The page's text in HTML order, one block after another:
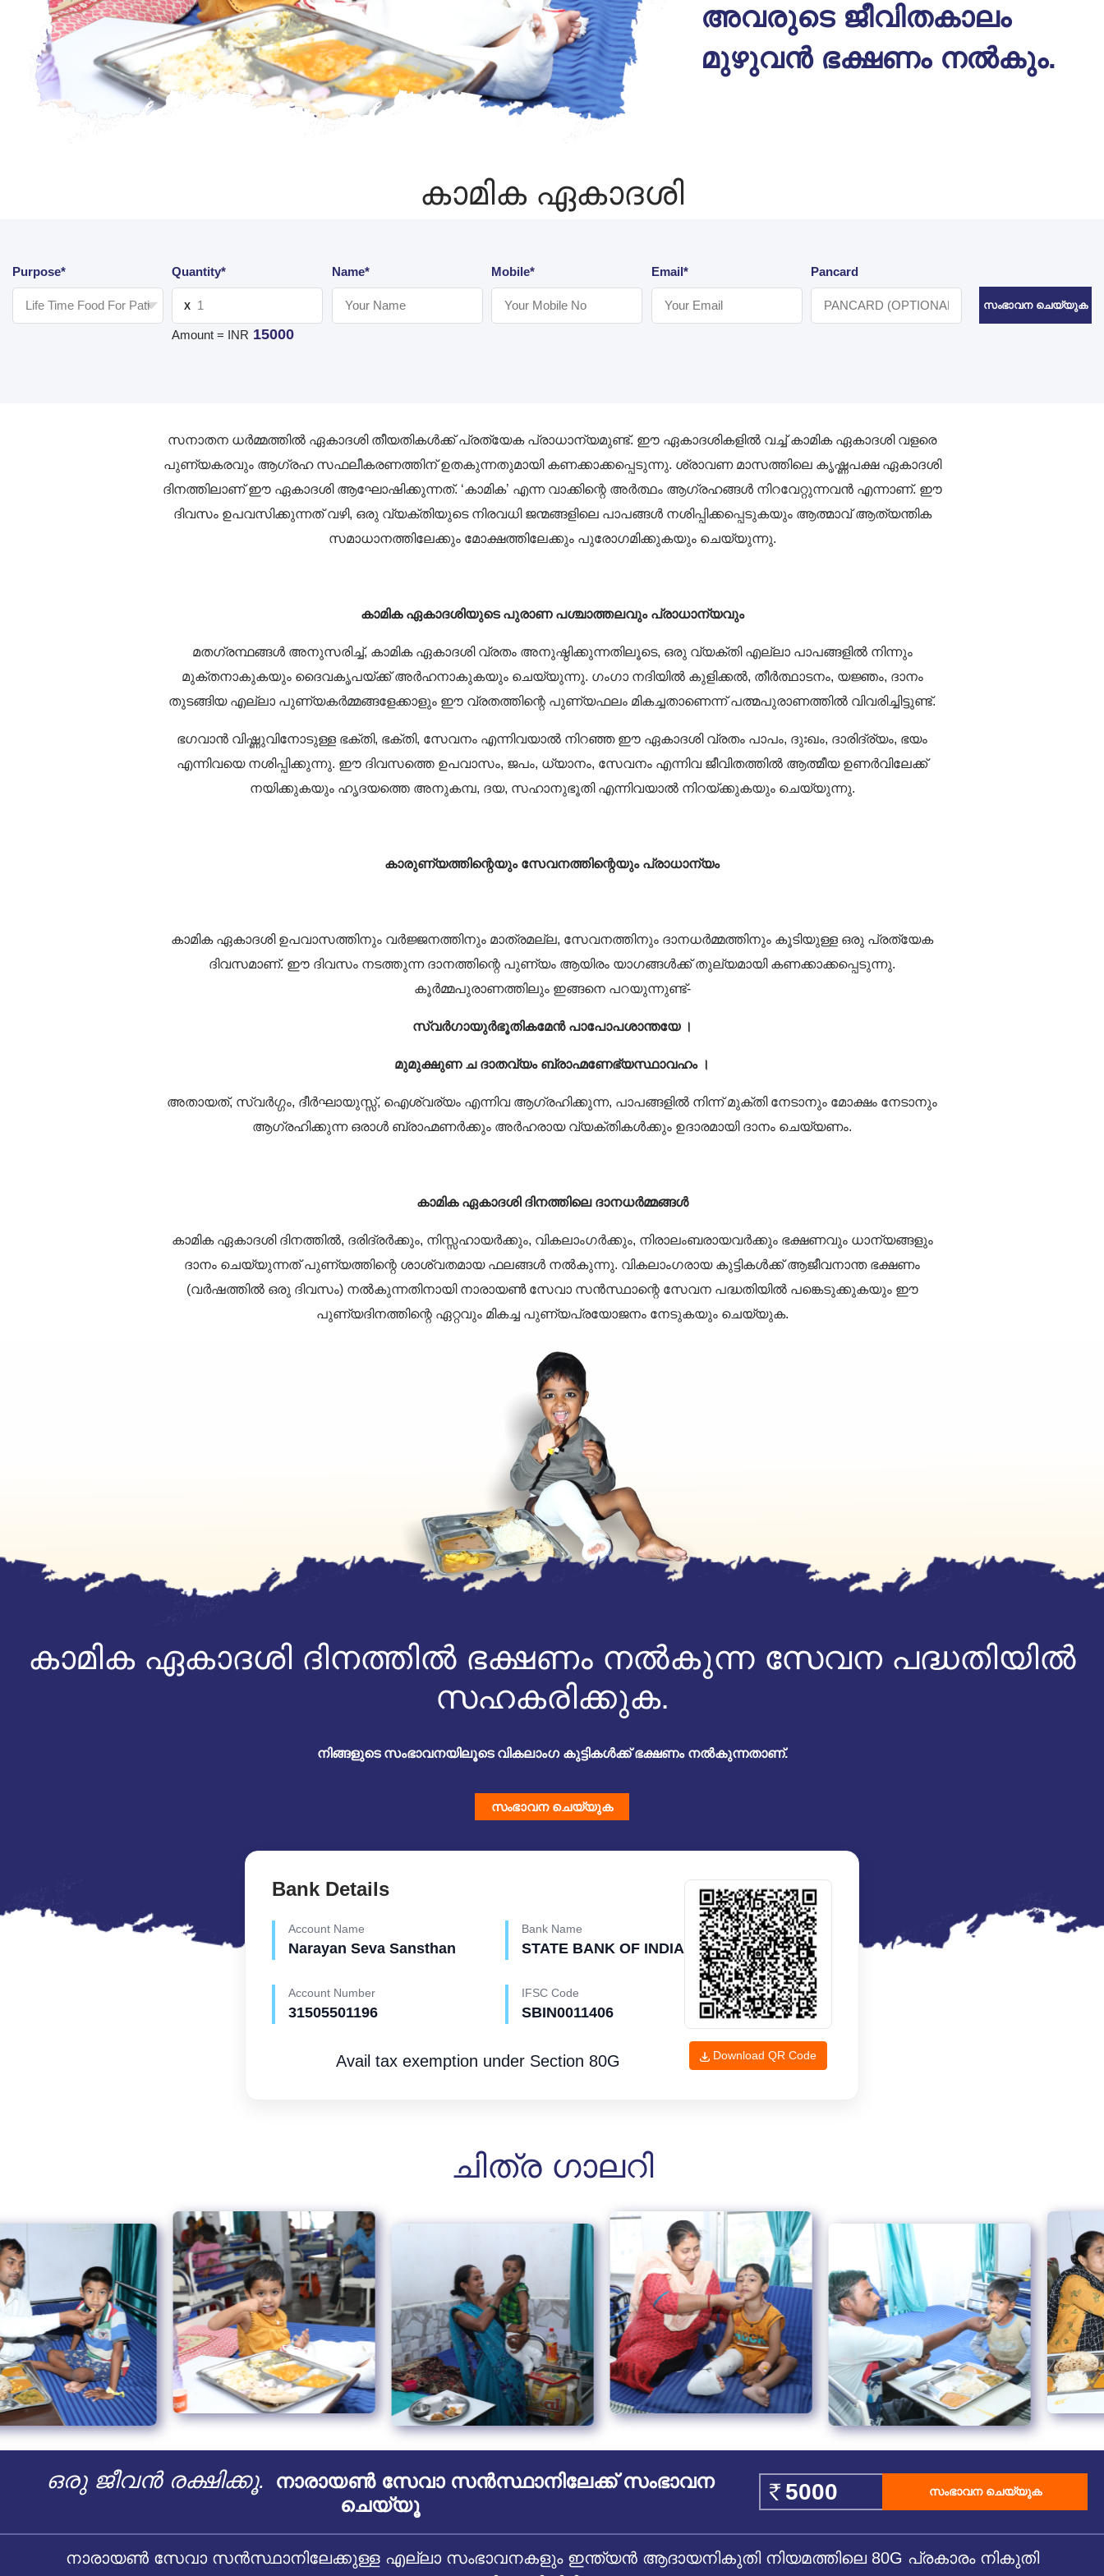
അവരുടെ ജീവിതകാലം
മുഴുവൻ ഭക്ഷണം നൽകും.
കാമിക ഏകാദശി
Purpose* Quantity*
X
Amount = INR 15000
Name* Mobile* Email* Pancard
സംഭാവന ചെയ്യുക
സനാതന ധർമ്മത്തിൽ ഏകാദശി തീയതികൾക്ക് പ്രത്യേക പ്രാധാന്യമുണ്ട്. ഈ ഏകാദശികളിൽ വച്ച് കാമിക ഏകാദശി വളരെ
പുണ്യകരവും ആഗ്രഹ സഫലീകരണത്തിന് ഉതകുന്നതുമായി കണക്കാക്കപ്പെടുന്നു. ശ്രാവണ മാസത്തിലെ കൃഷ്ണപക്ഷ ഏകാദശി
ദിനത്തിലാണ് ഈ ഏകാദശി ആഘോഷിക്കുന്നത്. ‘കാമിക’ എന്ന വാക്കിന്റെ അർത്ഥം ആഗ്രഹങ്ങൾ നിറവേറ്റുന്നവൻ എന്നാണ്. ഈ
ദിവസം ഉപവസിക്കുന്നത് വഴി, ഒരു വ്യക്തിയുടെ നിരവധി ജന്മങ്ങളിലെ പാപങ്ങൾ നശിപ്പിക്കപ്പെടുകയും ആത്മാവ് ആത്യന്തിക
സമാധാനത്തിലേക്കും മോക്ഷത്തിലേക്കും പുരോഗമിക്കുകയും ചെയ്യുന്നു.
കാമിക ഏകാദശിയുടെ പുരാണ പശ്ചാത്തലവും പ്രാധാന്യവും
മതഗ്രന്ഥങ്ങൾ അനുസരിച്ച്, കാമിക ഏകാദശി വ്രതം അനുഷ്ഠിക്കുന്നതിലൂടെ, ഒരു വ്യക്തി എല്ലാ പാപങ്ങളിൽ നിന്നും
മുക്തനാകുകയും ദൈവകൃപയ്ക്ക് അർഹനാകുകയും ചെയ്യുന്നു. ഗംഗാ നദിയിൽ കുളിക്കൽ, തീർത്ഥാടനം, യജ്ഞം, ദാനം
തുടങ്ങിയ എല്ലാ പുണ്യകർമ്മങ്ങളേക്കാളും ഈ വ്രതത്തിന്റെ പുണ്യഫലം മികച്ചതാണെന്ന് പത്മപുരാണത്തിൽ വിവരിച്ചിട്ടുണ്ട്.
ഭഗവാൻ വിഷ്ണുവിനോടുള്ള ഭക്തി, ഭക്തി, സേവനം എന്നിവയാൽ നിറഞ്ഞ ഈ ഏകാദശി വ്രതം പാപം, ദുഃഖം, ദാരിദ്ര്യം, ഭയം
എന്നിവയെ നശിപ്പിക്കുന്നു. ഈ ദിവസത്തെ ഉപവാസം, ജപം, ധ്യാനം, സേവനം എന്നിവ ജീവിതത്തിൽ ആത്മീയ ഉണർവിലേക്ക്
നയിക്കുകയും ഹൃദയത്തെ അനുകമ്പ, ദയ, സഹാനുഭൂതി എന്നിവയാൽ നിറയ്ക്കുകയും ചെയ്യുന്നു.
കാരുണ്യത്തിന്റെയും സേവനത്തിന്റെയും പ്രാധാന്യം
കാമിക ഏകാദശി ഉപവാസത്തിനും വർജ്ജനത്തിനും മാത്രമല്ല, സേവനത്തിനും ദാനധർമ്മത്തിനും കൂടിയുള്ള ഒരു പ്രത്യേക
ദിവസമാണ്. ഈ ദിവസം നടത്തുന്ന ദാനത്തിന്റെ പുണ്യം ആയിരം യാഗങ്ങൾക്ക് തുല്യമായി കണക്കാക്കപ്പെടുന്നു.
കൂർമ്മപുരാണത്തിലും ഇങ്ങനെ പറയുന്നുണ്ട്-
സ്വർഗായുർഭൂതികമേൻ പാപോപശാന്തയേ ।
മുമുക്ഷുണ ച ദാതവ്യം ബ്രാഹ്മണേഭ്യസ്ഥാവഹം ।
അതായത്, സ്വർഗ്ഗം, ദീർഘായുസ്സ്, ഐശ്വര്യം എന്നിവ ആഗ്രഹിക്കുന്ന, പാപങ്ങളിൽ നിന്ന് മുക്തി നേടാനും മോക്ഷം നേടാനും
ആഗ്രഹിക്കുന്ന ഒരാൾ ബ്രാഹ്മണർക്കും അർഹരായ വ്യക്തികൾക്കും ഉദാരമായി ദാനം ചെയ്യണം.
കാമിക ഏകാദശി ദിനത്തിലെ ദാനധർമ്മങ്ങൾ
കാമിക ഏകാദശി ദിനത്തിൽ, ദരിദ്രർക്കും, നിസ്സഹായർക്കും, വികലാംഗർക്കും, നിരാലംബരായവർക്കും ഭക്ഷണവും ധാന്യങ്ങളും
ദാനം ചെയ്യുന്നത് പുണ്യത്തിന്റെ ശാശ്വതമായ ഫലങ്ങൾ നൽകുന്നു. വികലാംഗരായ കുട്ടികൾക്ക് ആജീവനാന്ത ഭക്ഷണം
(വർഷത്തിൽ ഒരു ദിവസം) നൽകുന്നതിനായി നാരായൺ സേവാ സൻസ്ഥാന്റെ സേവന പദ്ധതിയിൽ പങ്കെടുക്കുകയും ഈ
പുണ്യദിനത്തിന്റെ ഏറ്റവും മികച്ച പുണ്യപ്രയോജനം നേടുകയും ചെയ്യുക.
കാമിക ഏകാദശി ദിനത്തിൽ ഭക്ഷണം നൽകുന്ന സേവന പദ്ധതിയിൽ
സഹകരിക്കുക.
നിങ്ങളുടെ സംഭാവനയിലൂടെ വികലാംഗ കുട്ടികൾക്ക് ഭക്ഷണം നൽകുന്നതാണ്.
സംഭാവന ചെയ്യുക
Bank Details
Account Name
Narayan Seva Sansthan
Bank Name
STATE BANK OF INDIA
Account Number
31505501196
IFSC Code
SBIN0011406
Avail tax exemption under Section 80G Download QR Code
ചിത്ര ഗാലറി
ഒരു ജീവൻ രക്ഷിക്കൂ.
നാരായൺ സേവാ സൻസ്ഥാനിലേക്ക് സംഭാവന
ചെയ്യൂ
സംഭാവന ചെയ്യുക
നാരായൺ സേവാ സൻസ്ഥാനിലേക്കുള്ള എല്ലാ സംഭാവനകളും ഇന്ത്യൻ ആദായനികുതി നിയമത്തിലെ 80G പ്രകാരം നികുതി